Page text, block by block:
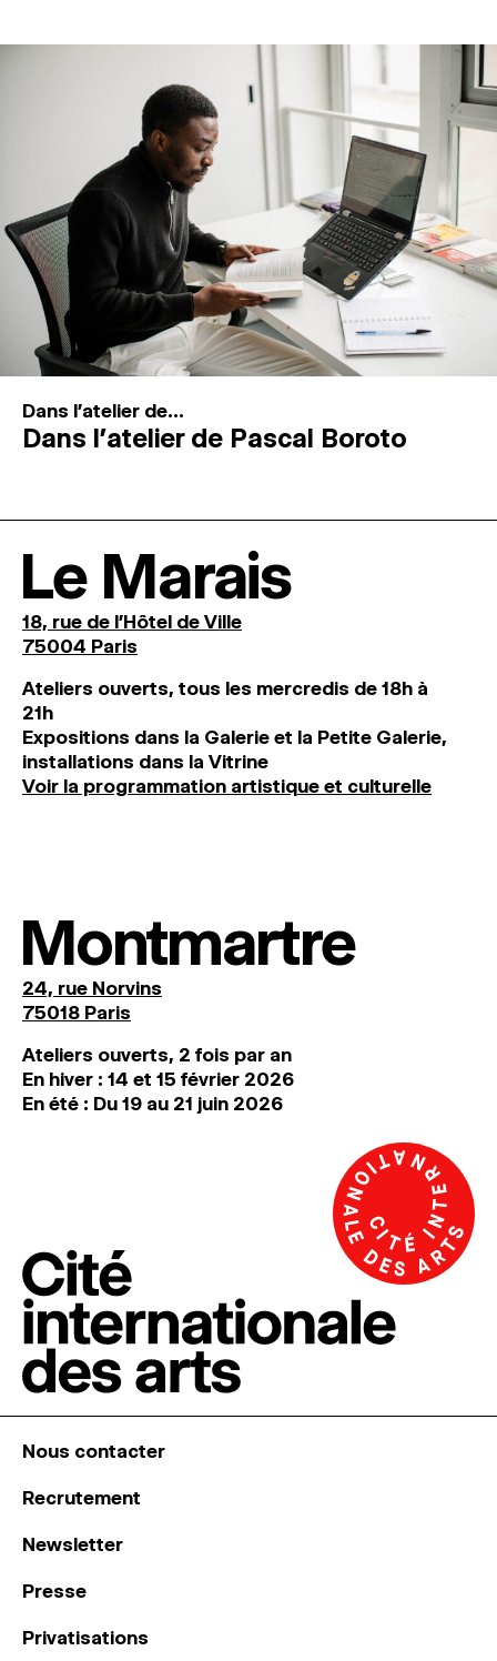
Dans l'atelier de...
Dans l’atelier de Pascal Boroto
Le Marais
18, rue de l'Hôtel de Ville
75004 Paris
Ateliers ouverts, tous les mercredis de 18h à
21h
Expositions dans la Galerie et la Petite Galerie,
installations dans la Vitrine
Voir la programmation artistique et culturelle
Montmartre
24, rue Norvins
75018 Paris
Ateliers ouverts, 2 fois par an
En hiver : 14 et 15 février 2026
En été : Du 19 au 21 juin 2026
Nous contacter
Recrutement
Newsletter
Presse
Privatisations